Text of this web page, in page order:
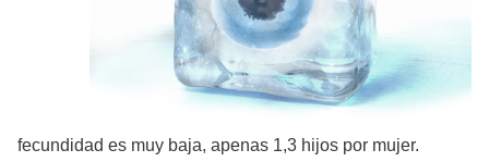
fecundidad es muy baja, apenas 1,3 hijos por mujer.